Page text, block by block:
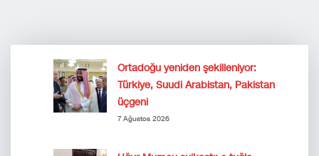
Ortadoğu yeniden şekilleniyor:
Türkiye, Suudi Arabistan, Pakistan
üçgeni
7 Ağustos 2026